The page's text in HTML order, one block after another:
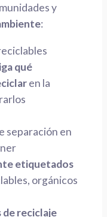
y
:
qué
en la
separación en
etiquetados
orgánicos
de reciclaje